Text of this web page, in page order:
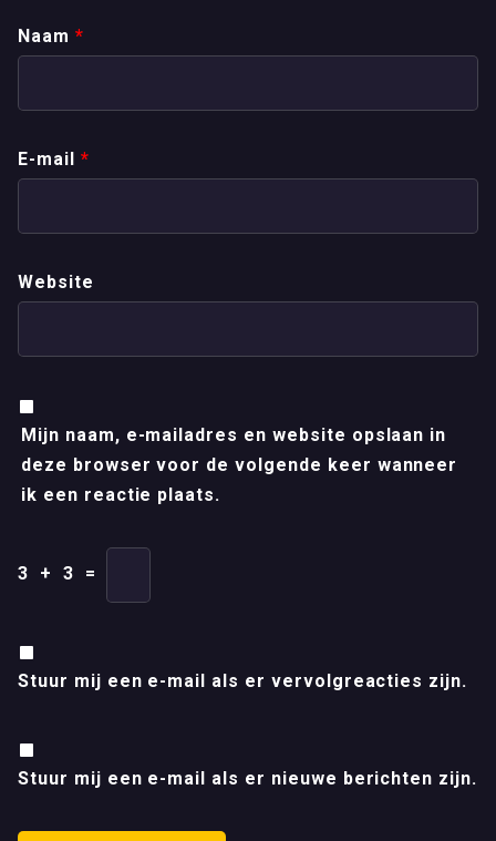
Naam *
E-mail *
Website
Mijn naam, e-mailadres en website opslaan in
deze browser voor de volgende keer wanneer
ik een reactie plaats.
3 + 3 =
Stuur mij een e-mail als er vervolgreacties zijn.
Stuur mij een e-mail als er nieuwe berichten zijn.